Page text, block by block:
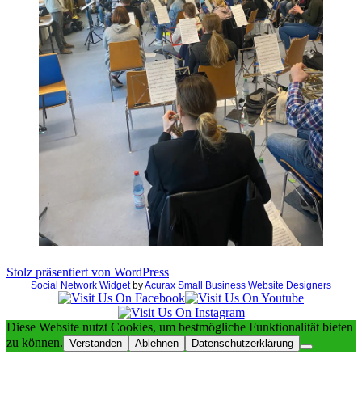
Stolz präsentiert von WordPress
Social Network WidgetbyAcurax Small Business Website Designers
Diese Website nutzt Cookies, um bestmögliche Funktionalität bieten
zu können. Verstanden Ablehnen Datenschutzerklärung